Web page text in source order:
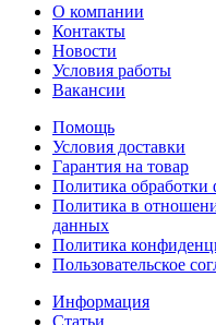
О компании
Контакты
Новости
Условия работы
Вакансии
Помощь
Условия доставки
Гарантия на товар
Политика обработки
Политика в
данных
Политика
Пользовательское
Информация
Статьи